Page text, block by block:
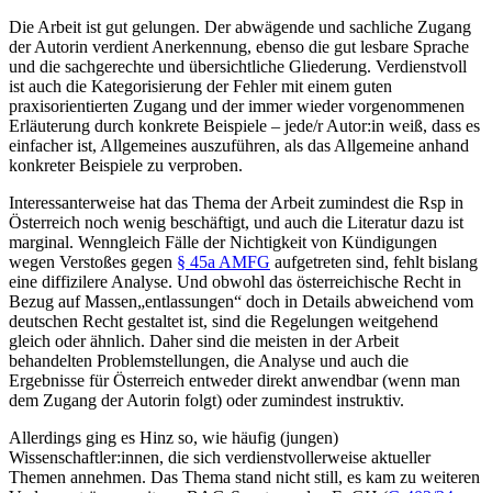
Die Arbeit ist gut gelungen. Der abwägende und sachliche Zugang
der Autorin verdient Anerkennung, ebenso die gut lesbare Sprache
und die sachgerechte und übersichtliche Gliederung. Verdienstvoll
ist auch die Kategorisierung der Fehler mit einem guten
praxisorientierten Zugang und der immer wieder vorgenommenen
Erläuterung durch konkrete Beispiele – jede/r Autor:in weiß, dass es
einfacher ist, Allgemeines auszuführen, als das Allgemeine anhand
konkreter Beispiele zu verproben.
Interessanterweise hat das Thema der Arbeit zumindest die Rsp in
Österreich noch wenig beschäftigt, und auch die Literatur dazu ist
marginal. Wenngleich Fälle der Nichtigkeit von Kündigungen
wegen Verstoßes gegen § 45a AMFG aufgetreten sind, fehlt bislang
eine diffizilere Analyse. Und obwohl das österreichische Recht in
Bezug auf Massen„entlassungen“ doch in Details abweichend vom
deutschen Recht gestaltet ist, sind die Regelungen weitgehend
gleich oder ähnlich. Daher sind die meisten in der Arbeit
behandelten Problemstellungen, die Analyse und auch die
Ergebnisse für Österreich entweder direkt anwendbar (wenn man
dem Zugang der Autorin folgt) oder zumindest instruktiv.
Allerdings ging es Hinz so, wie häufig (jungen)
Wissenschaftler:innen, die sich verdienstvollerweise aktueller
Themen annehmen. Das Thema stand nicht still, es kam zu weiteren